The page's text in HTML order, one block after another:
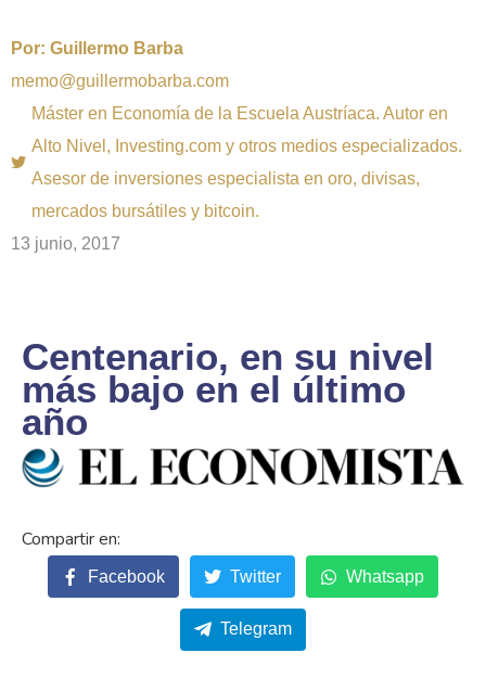
Por: Guillermo Barba
memo@guillermobarba.com
Máster en Economía de la Escuela Austríaca. Autor en
Alto Nivel, Investing.com y otros medios especializados.
Asesor de inversiones especialista en oro, divisas,
mercados bursátiles y bitcoin.
13 junio, 2017
Centenario, en su nivel
más bajo en el último
año
Facebook Twitter Whatsapp
Telegram